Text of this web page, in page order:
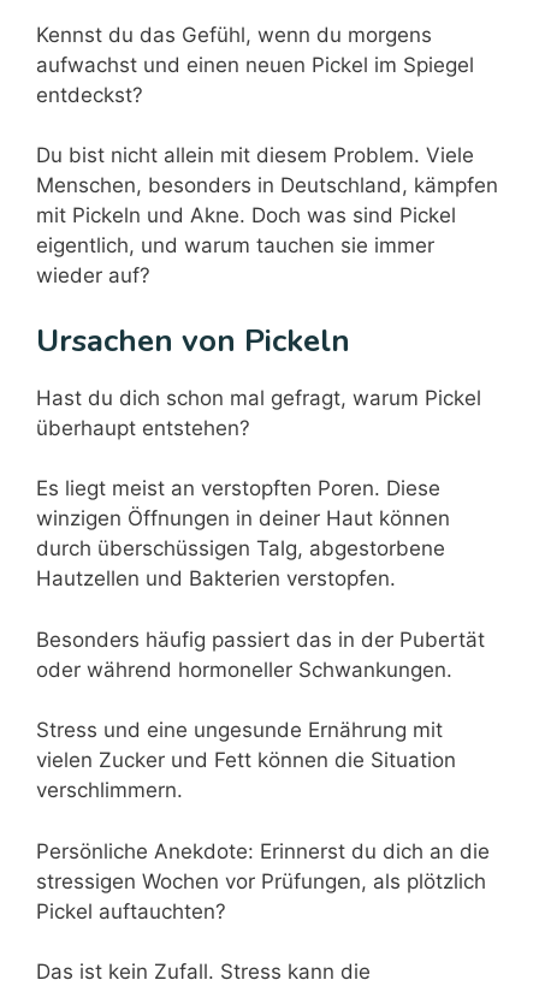
Kennst du das Gefühl, wenn du morgens
aufwachst und einen neuen Pickel im Spiegel
entdeckst?
Du bist nicht allein mit diesem Problem. Viele
Menschen, besonders in Deutschland, kämpfen
mit Pickeln und Akne. Doch was sind Pickel
eigentlich, und warum tauchen sie immer
wieder auf?
Ursachen von Pickeln
Hast du dich schon mal gefragt, warum Pickel
überhaupt entstehen?
Es liegt meist an verstopften Poren. Diese
winzigen Öffnungen in deiner Haut können
durch überschüssigen Talg, abgestorbene
Hautzellen und Bakterien verstopfen.
Besonders häufig passiert das in der Pubertät
oder während hormoneller Schwankungen.
Stress und eine ungesunde Ernährung mit
vielen Zucker und Fett können die Situation
verschlimmern.
Persönliche Anekdote: Erinnerst du dich an die
stressigen Wochen vor Prüfungen, als plötzlich
Pickel auftauchten?
Das ist kein Zufall. Stress kann die